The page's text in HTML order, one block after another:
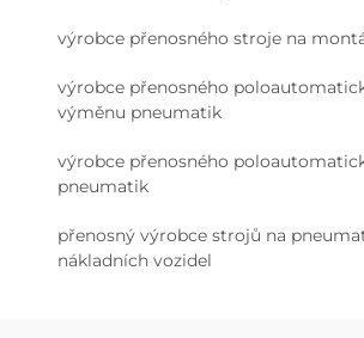
výrobce přenosného stroje na
výrobce přenosného
výměnu pneumatik
výrobce přenosného
pneumatik
přenosný výrobce strojů na
nákladních vozidel